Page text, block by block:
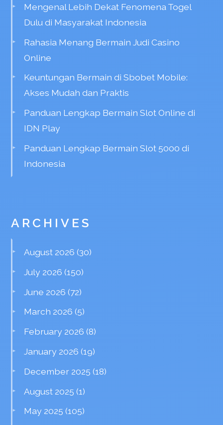
Mengenal Lebih Dekat Fenomena Togel
Dulu di Masyarakat Indonesia
Rahasia Menang Bermain Judi Casino
Online
Keuntungan Bermain di Sbobet Mobile:
Akses Mudah dan Praktis
Panduan Lengkap Bermain Slot Online di
IDN Play
Panduan Lengkap Bermain Slot 5000 di
Indonesia
ARCHIVES
August 2026 (30)
July 2026 (150)
June 2026 (72)
March 2026 (5)
February 2026 (8)
January 2026 (19)
December 2025 (18)
August 2025 (1)
May 2025 (105)